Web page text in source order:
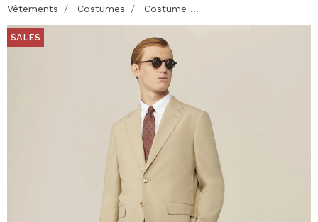
Vêtements Costumes Costume ...
SALES